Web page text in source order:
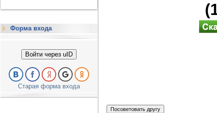
Форма входа
Войти через uID
Старая форма входа